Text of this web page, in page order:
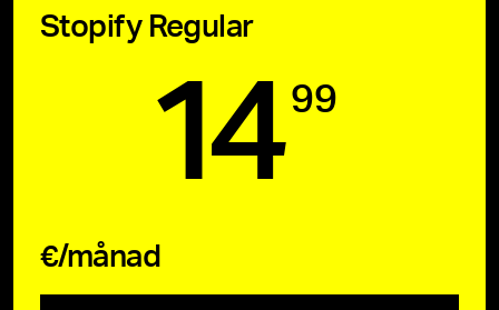
Stopify Regular
14 99
€/månad